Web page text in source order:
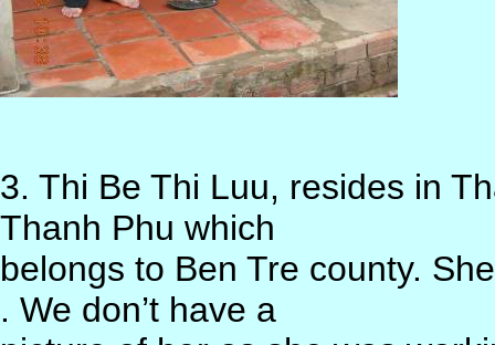
3. Thi Be Thi Luu, resides in
Thanh Phu which
belongs to Ben Tre county.
. We don’t have a